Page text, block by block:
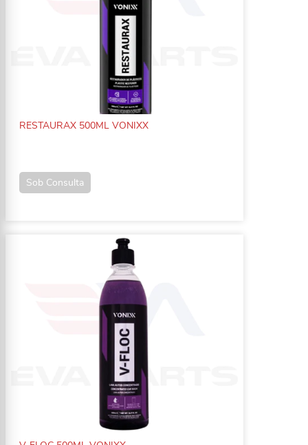
RESTAURAX 500ML VONIXX
Sob Consulta